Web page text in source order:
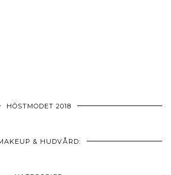
HÖSTMODET 2018
& HUDVÅRD: